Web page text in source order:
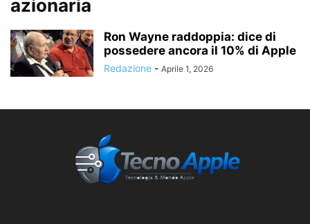
azionaria
Ron Wayne raddoppia: dice di
possedere ancora il 10% di Apple
Redazione - Aprile 1, 2026